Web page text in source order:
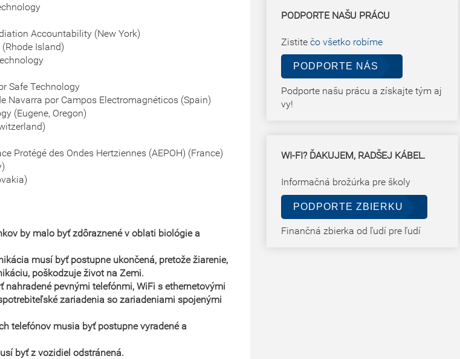
Accountability (New York)
Island)
Safe Technology
Navarra por Campos Electromagnéticos (Spain)
(Eugene, Oregon)
Protégé des Ondes Hertziennes (AEPOH) (France)
by malo byť zdôraznené v oblati biológie a
musí byť postupne ukončená, pretože žiarenie,
, poškodzuježivot na Zemi.
nahradené pevnými telefónmi, WiFi s ethernetovými
zariadenia so zariadeniami spojenými
telefónov musia byť postupne vyradené a
byť z vozidiel odstránená.
PODPORTE NAŠU PRÁCU
Zistite čo všetko robíme
PODPORTE NÁS
Podporte našu prácu a získajte tým aj
vy!
WI-FI? ĎAKUJEM, RADŠEJ KÁBEL.
Informačná brožúrka pre školy
PODPORTE ZBIERKU
Finančná zbierka od ľudí pre ľudí